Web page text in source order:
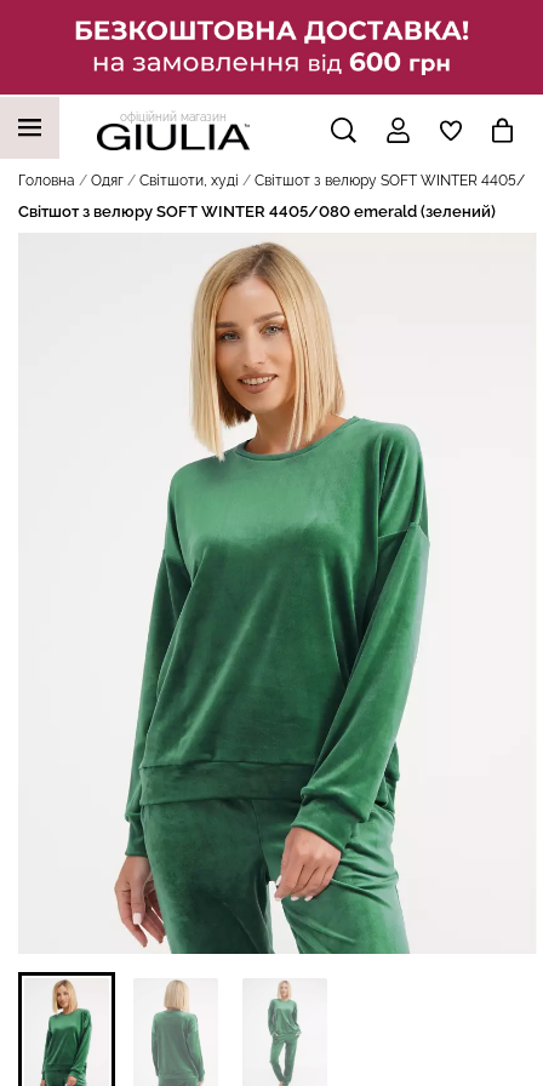
офіційний магазин
Головна Одяг Світшоти, худі Світшот з велюру SOFT WINTER 4405/
Світшот з велюру SOFT WINTER 4405/080 emerald (зелений)
НАШІ ТРЕНДОВІ ТОВАРИ
Безшовні легінси з
мікрофібри LEGGINGS 02
(чорний) Giulia
789 грн.
Велосипедки з високою
талією TRACKS 01
(чорний) Giulia
384 грн.549 грн.